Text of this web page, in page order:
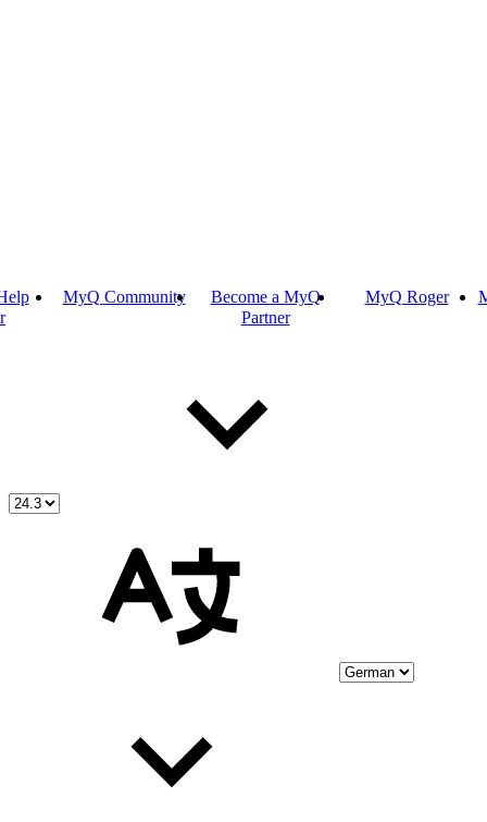
MyQ Community
Become a MyQ
Partner
MyQ Roger